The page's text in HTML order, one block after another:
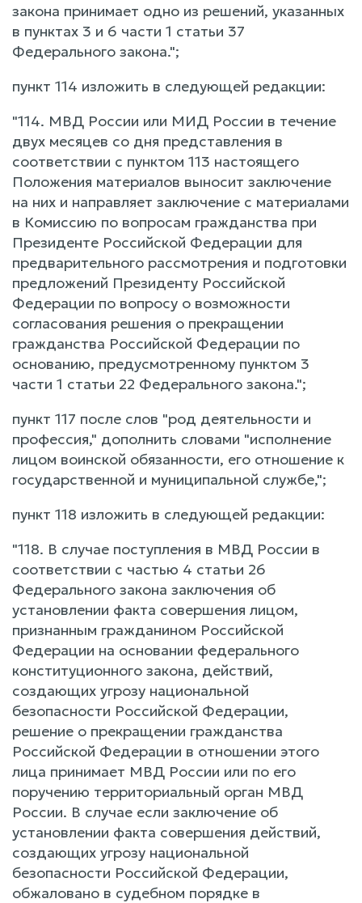
закона принимает одно из решений, указанных
в пунктах 3 и 6 части 1 статьи 37
Федерального закона.";
пункт 114 изложить в следующей редакции:
"114. МВД России или МИД России в течение
двух месяцев со дня представления в
соответствии с пунктом 113 настоящего
Положения материалов выносит заключение
на них и направляет заключение с материалами
в Комиссию по вопросам гражданства при
Президенте Российской Федерации для
предварительного рассмотрения и подготовки
предложений Президенту Российской
Федерации по вопросу о возможности
согласования решения о прекращении
гражданства Российской Федерации по
основанию, предусмотренному пунктом 3
части 1 статьи 22 Федерального закона.";
пункт 117 после слов "род деятельности и
профессия," дополнить словами "исполнение
лицом воинской обязанности, его отношение к
государственной и муниципальной службе,";
пункт 118 изложить в следующей редакции:
"118. В случае поступления в МВД России в
соответствии с частью 4 статьи 26
Федерального закона заключения об
установлении факта совершения лицом,
признанным гражданином Российской
Федерации на основании федерального
конституционного закона, действий,
создающих угрозу национальной
безопасности Российской Федерации,
решение о прекращении гражданства
Российской Федерации в отношении этого
лица принимает МВД России или по его
поручению территориальный орган МВД
России. В случае если заключение об
установлении факта совершения действий,
создающих угрозу национальной
безопасности Российской Федерации,
обжаловано в судебном порядке в